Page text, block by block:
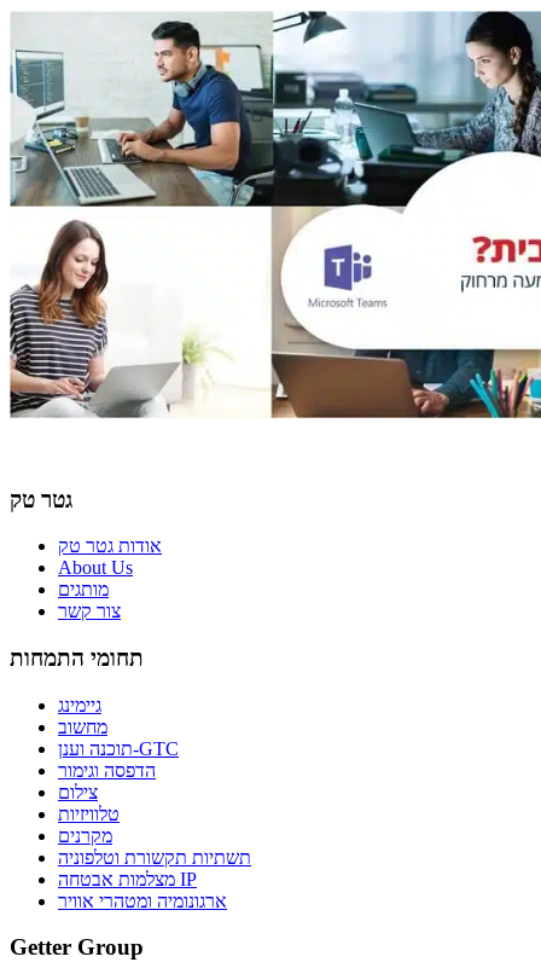
גטר טק
אודות גטר טק
About Us
מותגים
צור קשר
תחומי התמחות
גיימינג
מחשוב
תוכנה וענן-GTC
הדפסה וגימור
צילום
טלוויזיות
מקרנים
תשתיות תקשורת וטלפוניה
מצלמות אבטחה IP
ארגונומיה ומטהרי אוויר
Getter Group